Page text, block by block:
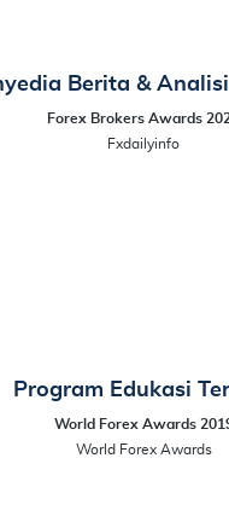
Berita &
Forex Brokers Awards
Fxdailyinfo
Program Edukasi
World Forex Awards
World Forex Awards